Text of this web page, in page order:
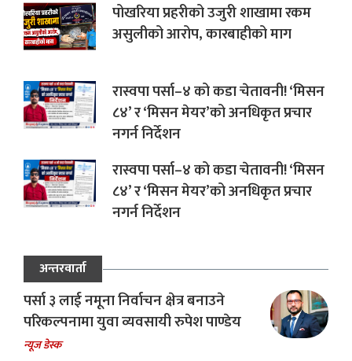
पोखरिया प्रहरीको उजुरी शाखामा रकम
असुलीको आरोप, कारबाहीको माग
रास्वपा पर्सा–४ को कडा चेतावनी! ‘मिसन
८४’ र ‘मिसन मेयर’को अनधिकृत प्रचार
नगर्न निर्देशन
रास्वपा पर्सा–४ को कडा चेतावनी! ‘मिसन
८४’ र ‘मिसन मेयर’को अनधिकृत प्रचार
नगर्न निर्देशन
अन्तरवार्ता
पर्सा ३ लाई नमूना निर्वाचन क्षेत्र बनाउने
परिकल्पनामा युवा व्यवसायी रुपेश पाण्डेय
न्यूज डेस्क